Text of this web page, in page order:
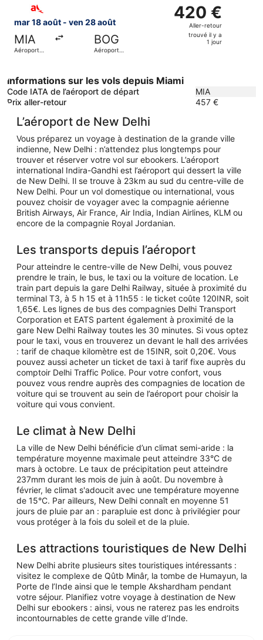
a
1
jour
mar 18 août - ven 28 août
MIA
Aéroport
BOG
Aéroport
420 €
Aller-
retour,
a
420 €
Aller-retour
trouvé il y a
1 jour
Informations sur les vols depuis Miami
Code IATA de l’aéroport de départ
MIA
Prix aller-retour
457 €
L’aéroport de New Delhi
Vous préparez un voyage à destination de la grande ville
indienne, New Delhi : n’attendez plus longtemps pour
trouver et réserver votre vol sur ebookers. L’aéroport
international Indira-Gandhi est l’aéroport qui dessert la ville
de New Delhi. Il se trouve à 23km au sud du centre-ville de
New Delhi. Pour un vol domestique ou international, vous
pouvez choisir de voyager avec la compagnie aérienne
British Airways, Air France, Air India, Indian Airlines, KLM ou
encore de la compagnie Royal Jordanian.
Les transports depuis l’aéroport
Pour atteindre le centre-ville de New Delhi, vous pouvez
prendre le train, le bus, le taxi ou la voiture de location. Le
train part depuis la gare Delhi Railway, située à proximité du
terminal T3, à 5 h 15 et à 11h55 : le ticket coûte 120INR, soit
1,65€. Les lignes de bus des compagnies Delhi Transport
Corporation et EATS partent également à proximité de la
gare New Delhi Railway toutes les 30 minutes. Si vous optez
pour le taxi, vous en trouverez un devant le hall des arrivées
: tarif de chaque kilomètre est de 15INR, soit 0,20€. Vous
pouvez aussi acheter un ticket de taxi à tarif fixe auprès du
comptoir Delhi Traffic Police. Pour votre confort, vous
pouvez vous rendre auprès des compagnies de location de
voiture qui se trouvent au sein de l’aéroport pour choisir la
voiture qui vous convient.
Le climat à New Delhi
La ville de New Delhi bénéficie d’un climat semi-aride : la
température moyenne maximale peut atteindre 33°C de
mars à octobre. Le taux de précipitation peut atteindre
237mm durant les mois de juin à août. Du novembre à
février, le climat s'adoucit avec une température moyenne
de 15°C. Par ailleurs, New Delhi connaît en moyenne 51
jours de pluie par an : parapluie est donc à privilégier pour
vous protéger à la fois du soleil et de la pluie.
Les attractions touristiques de New Delhi
New Delhi abrite plusieurs sites touristiques intéressants :
visitez le complexe de Qûtb Minâr, la tombe de Humayun, la
Porte de l’Inde ainsi que le temple Akshardham pendant
votre séjour. Planifiez votre voyage à destination de New
Delhi sur ebookers : ainsi, vous ne raterez pas les endroits
incontournables de cette grande ville d’Inde.